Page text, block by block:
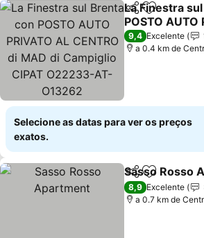
PartilharAdicionar
La Finestra
POSTO AUTO
AL CENTRO di
Campiglio
Ver preços
9,4 Excelente
a 0.4 km de
Selecione as datas para ver os preços
exatos.
PartilharAdicionar
Sasso Rosso
8,9 Excelente
a 0.7 km de